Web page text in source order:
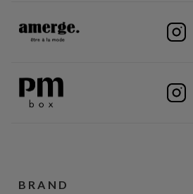
BRAND